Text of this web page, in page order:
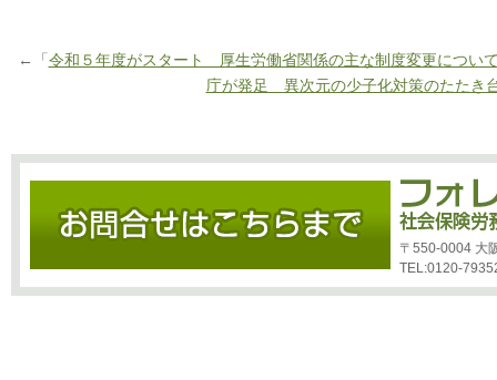
←「 令和５年度がスタート 厚生労働省関係の主な制度変更につい
庁が発足 異次元の少子化対策のたたき
〒550-0004 大
TEL:0120-